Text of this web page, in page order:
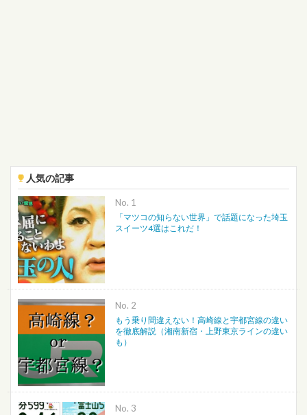
人気の記事
No.
「マツコの知らない世界」で話題になった埼玉
スイーツ4選はこれだ！
No.
もう乗り間違えない！高崎線と宇都宮線の違い
を徹底解説（湘南新宿・上野東京ラインの違い
も）
No.